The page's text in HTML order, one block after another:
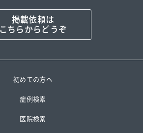
掲載依頼は
こちらからどうぞ
初めての方へ
症例検索
医院検索